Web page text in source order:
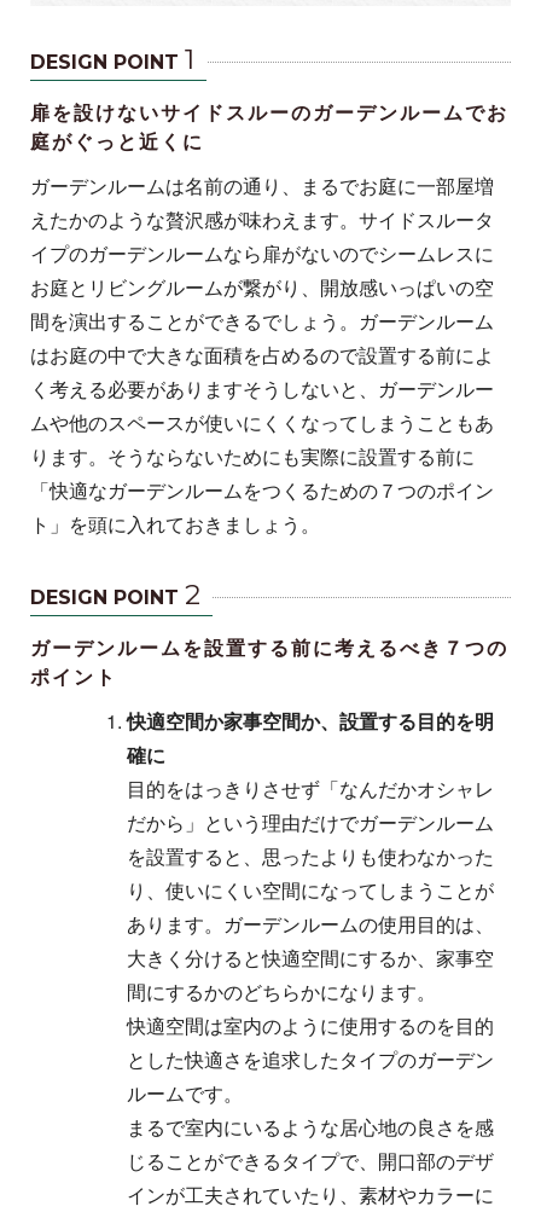
DESIGN POINT 1
扉を設けないサイドスルーのガーデンルームでお
庭がぐっと近くに
ガーデンルームは名前の通り、まるでお庭に一部屋増
えたかのような贅沢感が味わえます。サイドスルータ
イプのガーデンルームなら扉がないのでシームレスに
お庭とリビングルームが繋がり、開放感いっぱいの空
間を演出することができるでしょう。ガーデンルーム
はお庭の中で大きな面積を占めるので設置する前によ
く考える必要がありますそうしないと、ガーデンルー
ムや他のスペースが使いにくくなってしまうこともあ
ります。そうならないためにも実際に設置する前に
「快適なガーデンルームをつくるための７つのポイン
ト」を頭に入れておきましょう。
DESIGN POINT 2
ガーデンルームを設置する前に考えるべき７つの
ポイント
快適空間か家事空間か、設置する目的を明
確に
目的をはっきりさせず「なんだかオシャレ
だから」という理由だけでガーデンルーム
を設置すると、思ったよりも使わなかった
り、使いにくい空間になってしまうことが
あります。ガーデンルームの使用目的は、
大きく分けると快適空間にするか、家事空
間にするかのどちらかになります。
快適空間は室内のように使用するのを目的
とした快適さを追求したタイプのガーデン
ルームです。
まるで室内にいるような居心地の良さを感
じることができるタイプで、開口部のデザ
インが工夫されていたり、素材やカラーに